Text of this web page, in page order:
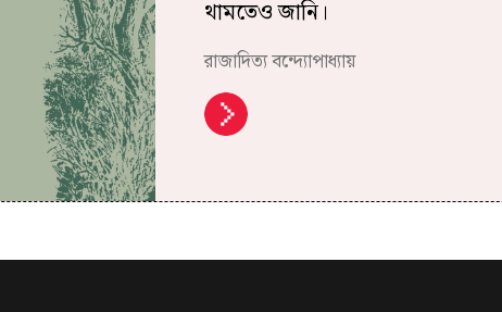
থামতেও জানি।
রাজাদিত্য বন্দ্যোপাধ্যায়